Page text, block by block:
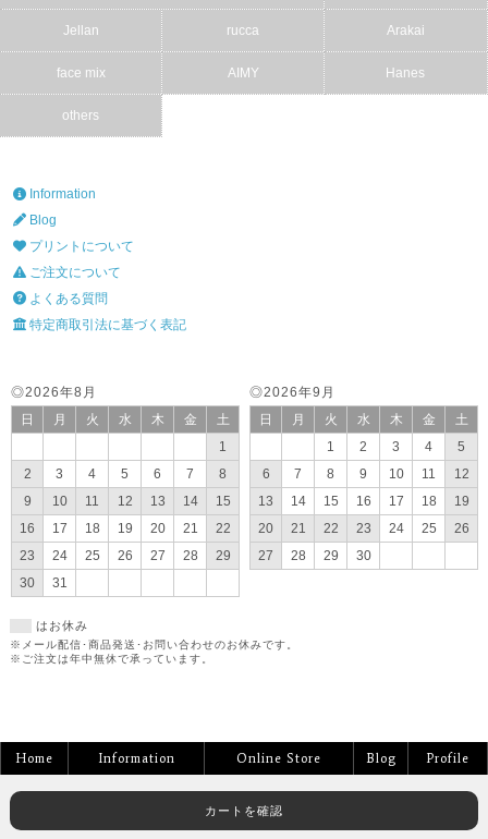
Jellan rucca Arakai
face mix AIMY Hanes
others
Information
Blog
プリントについて
ご注文について
よくある質問
特定商取引法に基づく表記
◎2026年9月
日
月 火 水 木 金
土
1
2 3 4
5
6
7 8 9 10 11
12
13
14 15 16 17 18
19
20
21 22 23 24 25
26
27
28 29 30
◎2026年8月
日
月 火 水 木 金
土
1
2
3 4 5 6 7
8
9
10 11 12 13 14
15
16
17 18 19 20 21
22
23
24 25 26 27 28
29
30
31
はお休み
※メール配信･商品発送･お問い合わせのお休みです。
※ご注文は年中無休で承っています。
Home Information Online Store Blog Profile
カートを確認